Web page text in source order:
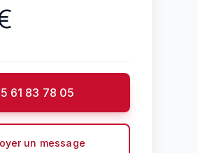
61 83 78 05
un message